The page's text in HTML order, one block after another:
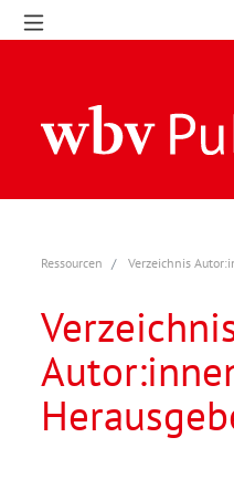
Ressourcen Verzeichnis